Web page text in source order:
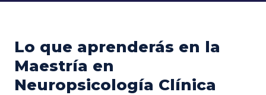
Lo que aprenderás en la
Maestría en
Neuropsicología Clínica